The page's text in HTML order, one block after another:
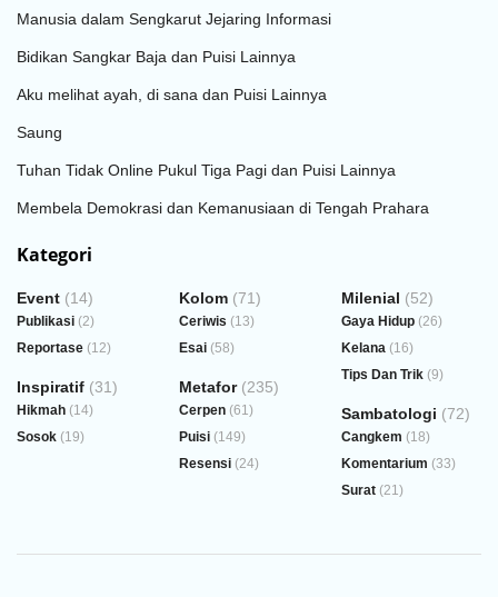
Manusia dalam Sengkarut Jejaring Informasi
Bidikan Sangkar Baja dan Puisi Lainnya
Aku melihat ayah, di sana dan Puisi Lainnya
Saung
Tuhan Tidak Online Pukul Tiga Pagi dan Puisi Lainnya
Membela Demokrasi dan Kemanusiaan di Tengah Prahara
Kategori
Event (14)
Publikasi (2)
Reportase (12)
Inspiratif (31)
Hikmah (14)
Sosok (19)
Kolom (71)
Ceriwis (13)
Esai (58)
Metafor(235)
Cerpen (61)
Puisi (149)
Resensi (24)
Milenial (52)
Gaya Hidup (26)
Kelana (16)
Tips Dan Trik (9)
Sambatologi (72)
Cangkem (18)
Komentarium (33)
Surat (21)